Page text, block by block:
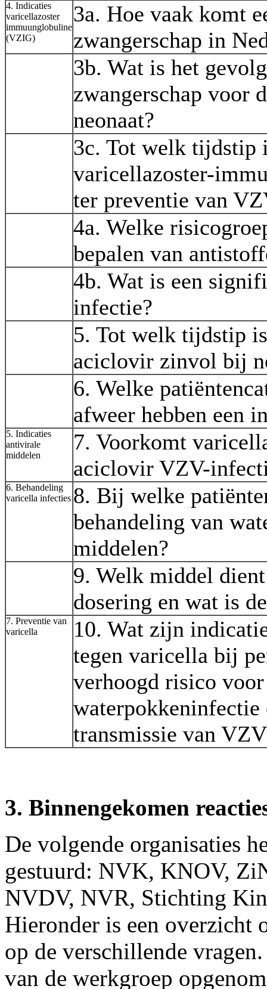
4. Indicaties
varicellazoster
immuunglobuline
(VZIG)
3a. Hoe vaak komt
zwangerschap in
3b. Wat is het
zwangerschap voor
neonaat?
3c. Tot welk tijdstip
varicellazoster-
ter preventie van
4a. Welke
bepalen van
4b. Wat is een
infectie?
5. Tot welk tijdstip
aciclovir zinvol bij
6. Welke
afweer hebben een
5. Indicaties
antivirale
middelen
7. Voorkomt
aciclovir VZV-
6. Behandeling
varicella infecties 8. Bij welke
behandeling van
middelen?
9. Welk middel
dosering en wat is
7. Preventie van
varicella
10. Wat zijn
tegen varicella bij
verhoogd risico
transmissie van
3. Binnengekomen
De volgende organisaties
gestuurd: NVK, KNOV,
NVDV, NVR, Stichting
Hieronder is een overzicht
op de verschillende
van de werkgroep